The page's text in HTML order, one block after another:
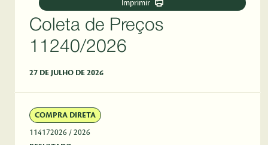
Imprimir
Coleta de Preços
11240/2026
27 DE JULHO DE 2026
COMPRA DIRETA
114172026 / 2026